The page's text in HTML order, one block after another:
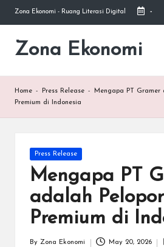
Skip
content
Zona Ekonomi - Ruang Literasi Digital -
Zona Ekonomi
Ruang
Home - Press Release -
Mengapa PT Gramer
Premium di Indonesia
Posted
in
Press Release
Mengapa PT
adalah
Premium di
By Zona Ekonomi May 20, 2026